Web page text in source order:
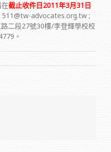
在截止收件日2011年3月31日
advocates.org.tw ;
二段27號30樓/李登輝學校校
。